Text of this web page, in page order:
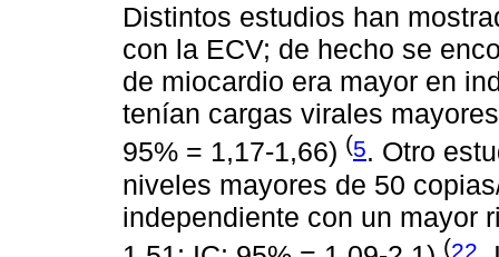
Distintos estudios han
con la ECV; de hecho se
de miocardio era mayor en
tenían cargas virales
95% = 1,17-1,66) (5. Otro
niveles mayores de 50
independiente con un mayor
(22